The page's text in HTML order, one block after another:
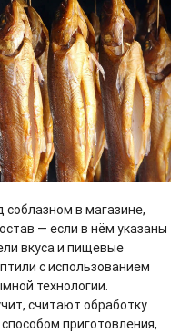
в магазине,
— если в нём указаны
вкуса и пищевые
с использованием
технологии.
считают обработку
приготовления,